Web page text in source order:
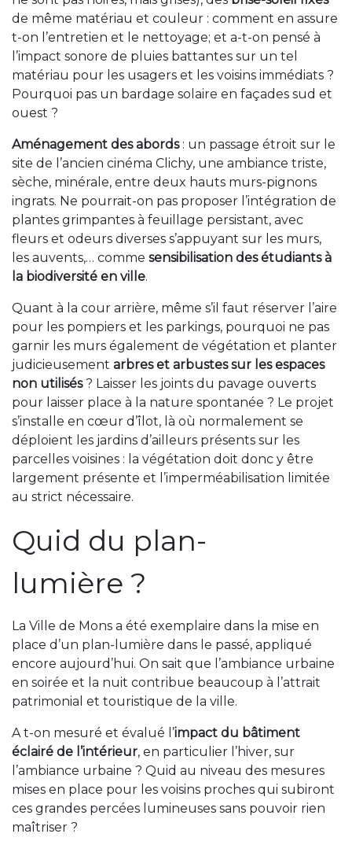
de même matériau et couleur : comment en assure
t-on l’entretien et le nettoyage; et a-t-on pensé à
l’impact sonore de pluies battantes sur un tel
matériau pour les usagers et les voisins immédiats ?
Pourquoi pas un bardage solaire en façades sud et
ouest ?
Aménagement des abords: un passage étroit sur le
site de l’ancien cinéma Clichy, une ambiance triste,
sèche, minérale, entre deux hauts murs-pignons
ingrats. Ne pourrait-on pas proposer l’intégration de
plantes grimpantes à feuillage persistant, avec
fleurs et odeurs diverses s’appuyant sur les murs,
les auvents,… comme sensibilisation des étudiants à
la biodiversité en ville.
Quant à la cour arrière, même s’il faut réserver l’aire
pour les pompiers et les parkings, pourquoi ne pas
garnir les murs également de végétation et planter
judicieusement arbres et arbustes sur les espaces
non utilisés? Laisser les joints du pavage ouverts
pour laisser place à la nature spontanée ? Le projet
s’installe en cœur d’îlot, là où normalement se
déploient les jardins d’ailleurs présents sur les
parcelles voisines : la végétation doit donc y être
largement présente et l’imperméabilisation limitée
au strict nécessaire.
Quid du plan-
lumière ?
La Ville de Mons a été exemplaire dans la mise en
place d’un plan-lumière dans le passé, appliqué
encore aujourd’hui. On sait que l’ambiance urbaine
en soirée et la nuit contribue beaucoup à l’attrait
patrimonial et touristique de la ville.
A t-on mesuré et évalué l’impact du bâtiment
éclairé de l’intérieur, en particulier l’hiver, sur
l’ambiance urbaine ? Quid au niveau des mesures
mises en place pour les voisins proches qui subiront
ces grandes percées lumineuses sans pouvoir rien
maîtriser ?